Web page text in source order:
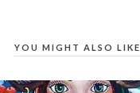
YOU MIGHT ALSO LIKE